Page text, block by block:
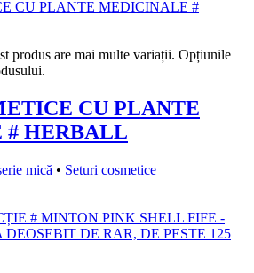
produs are mai multe variații. Opțiunile
CU PLANTE
HERBALL
mică • Seturi cosmetice